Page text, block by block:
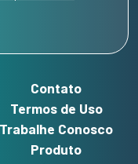
Contato
Termos de Uso
Trabalhe Conosco
Produto